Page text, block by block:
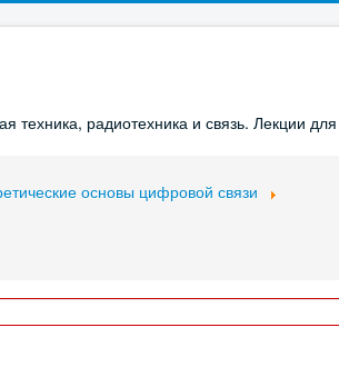
радиотехника и связь. Лекции
основы цифровой связи